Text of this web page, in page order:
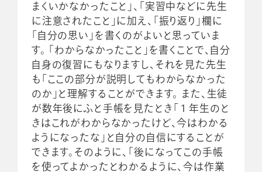
まくいかなかったこと」、「実習中などに先生
に注意されたこと」に加え、「振り返り」欄に
「自分の思い」を書くのがよいと思っていま
す。 「わからなかったこと」を書くことで、自分
自身の復習にもなりますし、それを見た先生
も「ここの部分が説明してもわからなかった
のか」と理解することができます。 また、生徒
が数年後にふと手帳を見たとき「１年生のと
きはこれがわからなかったけど、今はわかる
ようになったな」と自分の自信にすることが
できます。そのように、「後になってこの手帳
を使ってよかったとわかるように、今は作業